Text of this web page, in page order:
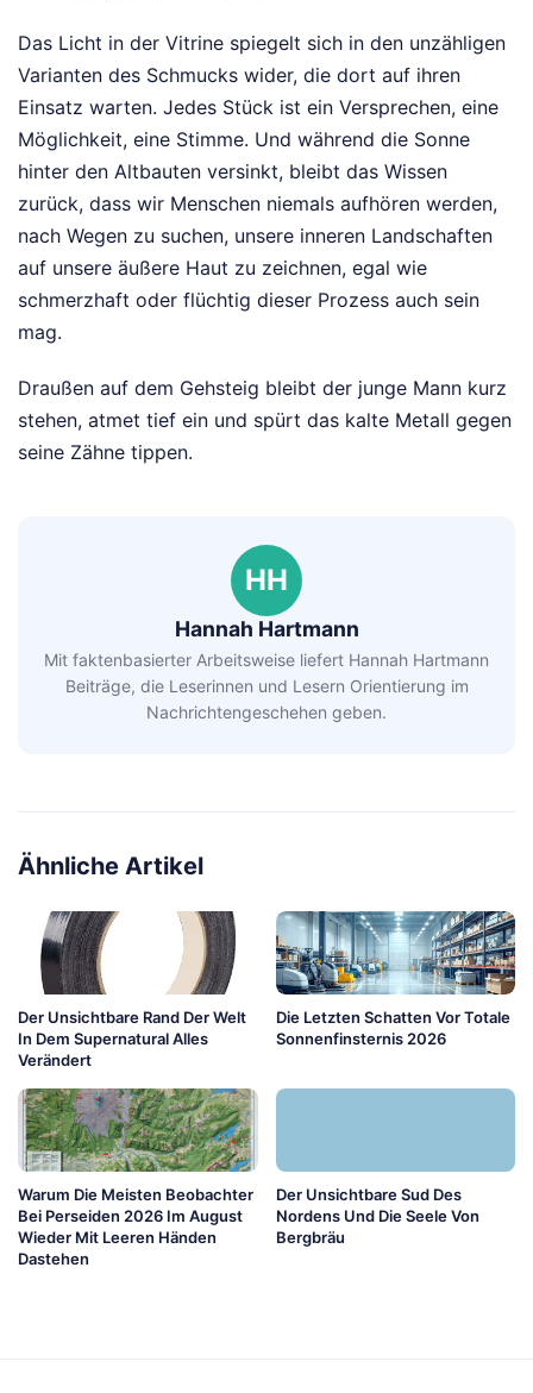
Das Licht in der Vitrine spiegelt sich in den unzähligen
Varianten des Schmucks wider, die dort auf ihren
Einsatz warten. Jedes Stück ist ein Versprechen, eine
Möglichkeit, eine Stimme. Und während die Sonne
hinter den Altbauten versinkt, bleibt das Wissen
zurück, dass wir Menschen niemals aufhören werden,
nach Wegen zu suchen, unsere inneren Landschaften
auf unsere äußere Haut zu zeichnen, egal wie
schmerzhaft oder flüchtig dieser Prozess auch sein
mag.
Draußen auf dem Gehsteig bleibt der junge Mann kurz
stehen, atmet tief ein und spürt das kalte Metall gegen
seine Zähne tippen.
HH
Hannah Hartmann
Mit faktenbasierter Arbeitsweise liefert Hannah Hartmann
Beiträge, die Leserinnen und Lesern Orientierung im
Nachrichtengeschehen geben.
Ähnliche Artikel
Der Unsichtbare Rand Der Welt
In Dem Supernatural Alles
Verändert
Die Letzten Schatten Vor Totale
Sonnenfinsternis 2026
Warum Die Meisten Beobachter
Bei Perseiden 2026 Im August
Wieder Mit Leeren Händen
Dastehen
Der Unsichtbare Sud Des
Nordens Und Die Seele Von
Bergbräu